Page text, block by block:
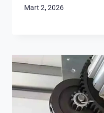
Mart 2, 2026